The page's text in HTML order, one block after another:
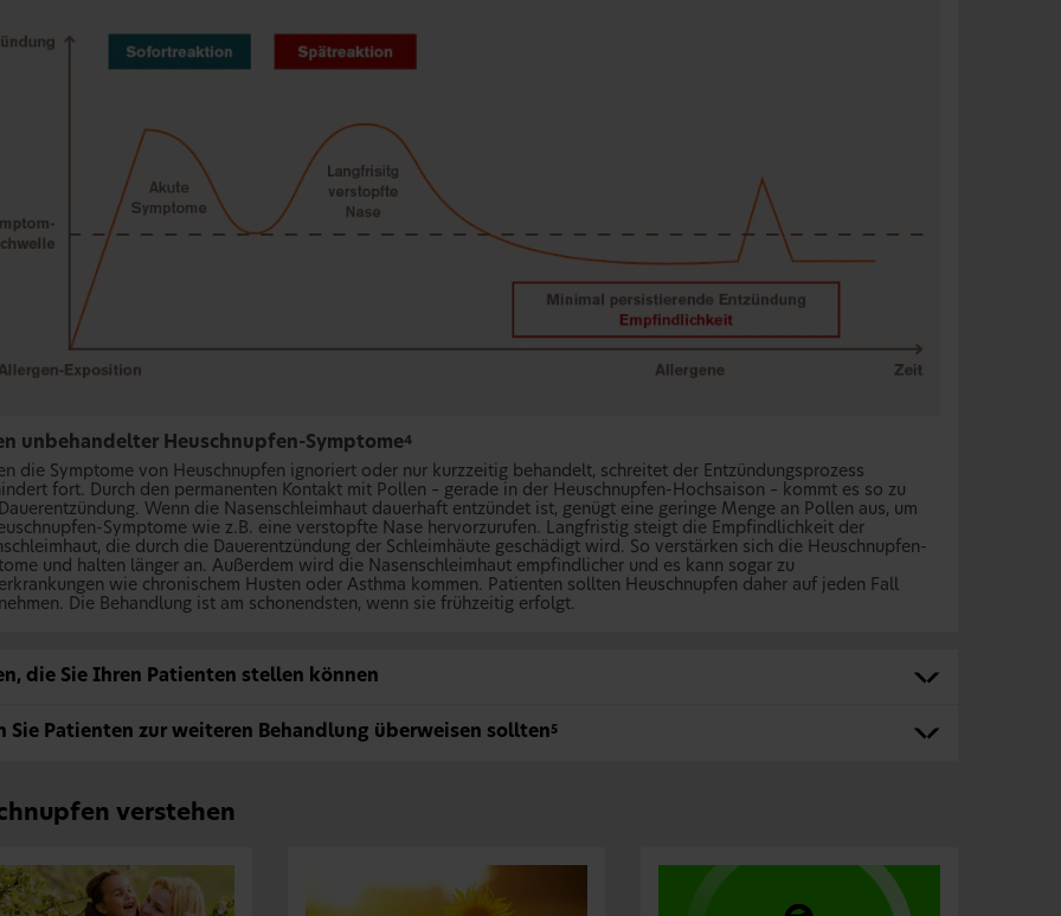
unbehandelter Heuschnupfen-Symptome4
die Symptome von Heuschnupfen ignoriert oder nur kurzzeitig behandelt, schreitet der Entzündungsprozess
fort. Durch den permanenten Kontakt mit Pollen – gerade in der Heuschnupfen-Hochsaison – kommt es so zu
Wenn die Nasenschleimhaut dauerhaft entzündet ist, genügt eine geringe Menge an Pollen aus, um
Symptome wie z.B. eine verstopfte Nase hervorzurufen. Langfristig steigt die Empfindlichkeit der
die durch die Dauerentzündung der Schleimhäute geschädigt wird. So verstärken sich die Heuschnupfen-
und halten länger an. Außerdem wird die Nasenschleimhaut empfindlicher und es kann sogar zu
wie chronischem Husten oder Asthma kommen. Patienten sollten Heuschnupfen daher auf jeden Fall
Die Behandlung ist am schonendsten, wenn sie frühzeitig erfolgt.
die Sie Ihren Patienten stellen können
Sie Patienten zur weiteren Behandlung überweisen sollten5
verstehen